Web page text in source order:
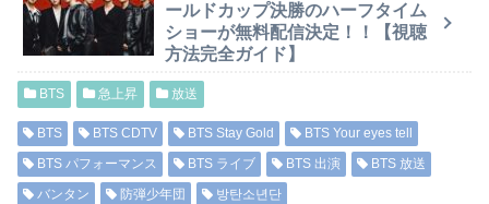
ールドカップ決勝のハーフタイム
ショーが無料配信決定！！【視聴
方法完全ガイド】
BTS 急上昇 放送
BTS BTS CDTV BTS Stay Gold
BTS Your eyes tell
BTS パフォーマンス
BTS ライブ BTS 出演
BTS 放送
バンタン
防弾少年団 방탄소년단